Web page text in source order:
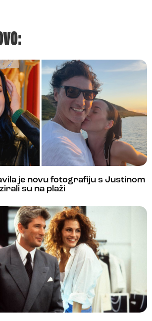
je novu fotografiju s Justinom
su na plaži